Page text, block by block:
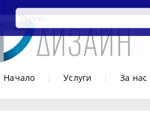
Начало Услуги За нас